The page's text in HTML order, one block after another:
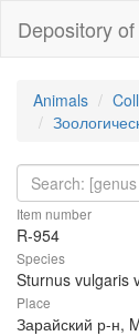
Depository
Animals
Item number
R-954
Species
Sturnus vulgaris
Place
Зарайский р-н,